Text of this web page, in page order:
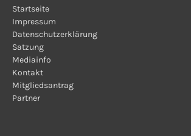
Startseite
Impressum
Datenschutzerklärung
Satzung
Mediainfo
Kontakt
Mitgliedsantrag
Partner